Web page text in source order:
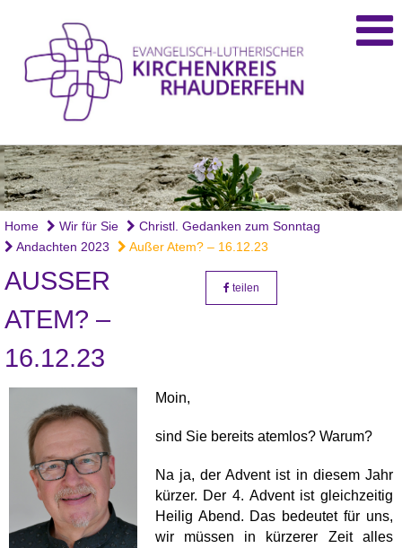
Foto: fentjer
Home Wir für Sie
Christl. Gedanken zum Sonntag
Andachten 2023
Außer Atem? – 16.12.23
AUSSER A
TEM? –
16.12.23
teilen
Moin,
sind Sie bereits atemlos? Warum?
Na ja, der Advent ist in diesem Jahr
kürzer. Der 4. Advent ist gleichzeitig
Heilig Abend. Das bedeutet für uns,
wir müssen in kürzerer Zeit alles